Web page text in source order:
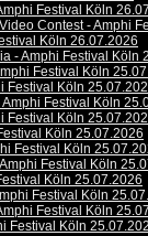
Festival Köln
Contest - Amphi
Köln 26.07.2026
- Amphi Festival Köln
Festival Köln
Festival Köln
Festival Köln
Festival Köln
Köln 25.07.2026
Festival Köln
Festival Köln
Köln 25.07.2026
Festival Köln
Festival Köln
Festival Köln